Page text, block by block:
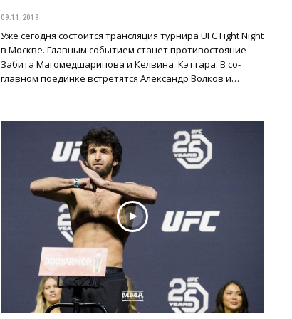
09.11.2019
Уже сегодня состоится трансляция турнира UFC Fight Night
в Москве. Главным событием станет противостояние
Забита Магомедшарипова и Келвина Кэттара. В со-
главном поединке встретятся Александр Волков и…